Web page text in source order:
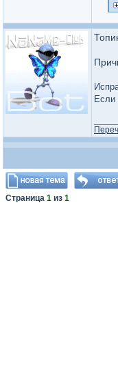
Если
Страница 1 из 1